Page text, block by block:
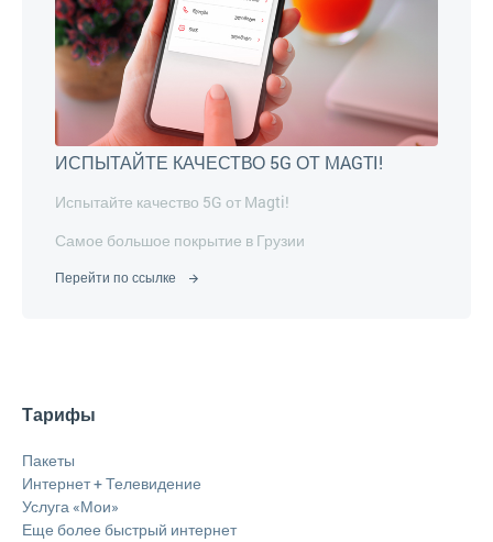
ИСПЫТАЙТЕ КАЧЕСТВО 5G ОТ MAGTI!
Испытайте качество 5G от Magti!
Самое большое покрытие в Грузии
Перейти по ссылке
Тарифы
Пакеты
Интернет + Телевидение
Услуга «Мои»
Еще более быстрый интернет